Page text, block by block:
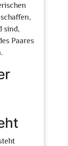
sind,
Paares